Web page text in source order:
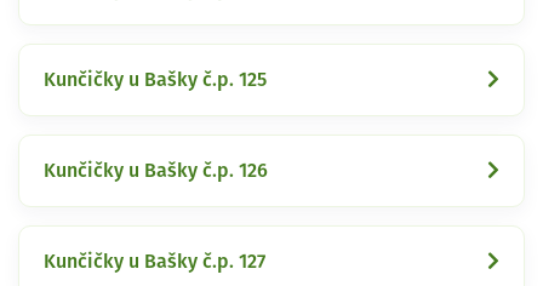
Kunčičky u Bašky č.p. 125
Kunčičky u Bašky č.p. 126
Kunčičky u Bašky č.p. 127